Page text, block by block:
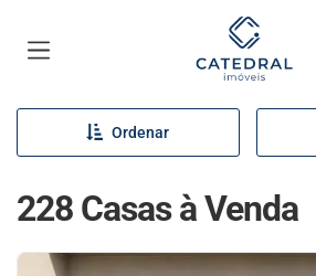
Página inicial
Ordenar
228 Casas à Venda